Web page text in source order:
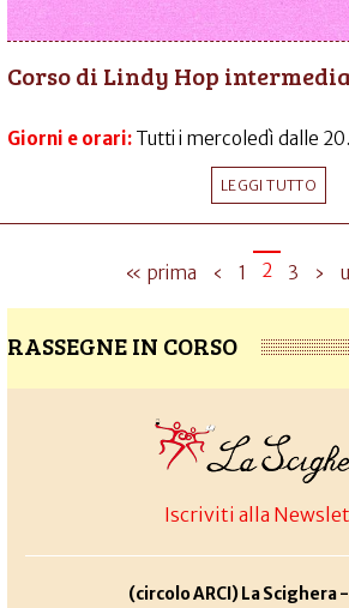
Corso di Lindy Hop
Giorni e orari: Tutti i mercoledì dalle
LEGGI TUTTO
« prima ‹ 1 2 3 ›
RASSEGNE IN CORSO
Iscriviti alla
(circolo ARCI) La Scighera